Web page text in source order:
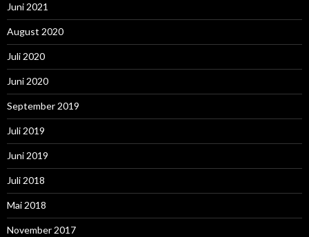
Juni 2021
August 2020
Juli 2020
Juni 2020
September 2019
Juli 2019
Juni 2019
Juli 2018
Mai 2018
November 2017